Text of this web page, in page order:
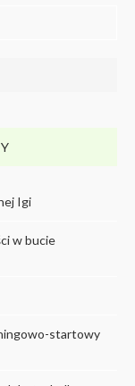
Igi
w bucie
startowy